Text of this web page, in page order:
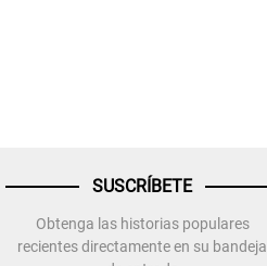
SUSCRÍBETE
Obtenga las historias populares
recientes directamente en su bandeja